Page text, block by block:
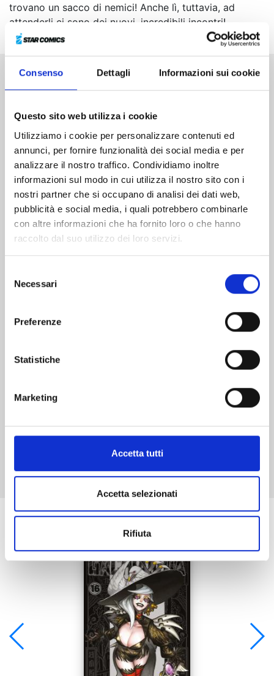
Consenso Dettagli Informazioni sui cookie
Questo sito web utilizza i cookie
Utilizziamo i cookie per personalizzare contenuti ed
annunci, per fornire funzionalità dei social media e per
analizzare il nostro traffico. Condividiamo inoltre
informazioni sul modo in cui utilizza il nostro sito con i
nostri partner che si occupano di analisi dei dati web,
pubblicità e social media, i quali potrebbero combinarle
con altre informazioni che ha fornito loro o che hanno
raccolto dal suo utilizzo dei loro servizi.
delNecessari
Preferenze
Statistiche
Marketing
Accetta tutti
Accetta selezionati
Rifiuta
trovano un sacco di nemici! Anche lì, tuttavia, ad
attenderli ci sono dei nuovi, incredibili incontri!
Altri volumi della serie
Mostra tutto
Se ti è piaciuto prova anche: